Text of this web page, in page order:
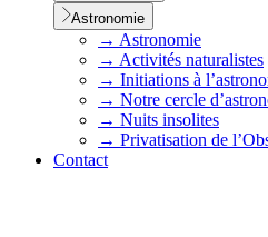
Astronomie
→ Astronomie
→ Activités naturalistes
→ Initiations à
→ Notre cercle
→ Nuits insolites
→ Privatisation de
Contact